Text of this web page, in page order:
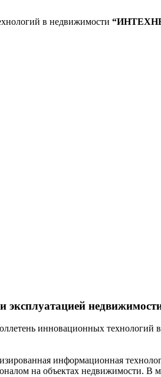
в недвижимости
эксплуатацией
инновационных технологий
информационная
на объектах недвижимости. В